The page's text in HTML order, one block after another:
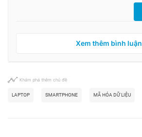
Xem thêm bình luận
Khám phá thêm chủ đề
LAPTOP SMARTPHONE MÃ HÓA DỮ LIỆU